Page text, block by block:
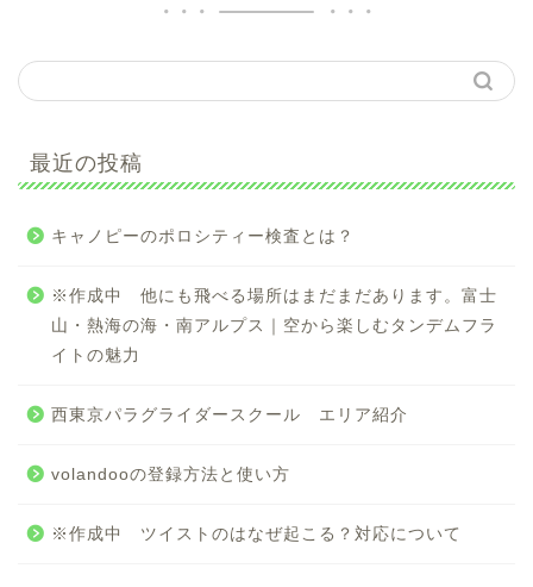
最近の投稿
キャノピーのポロシティー検査とは？
※作成中 他にも飛べる場所はまだまだあります。富士
山・熱海の海・南アルプス｜空から楽しむタンデムフラ
イトの魅力
西東京パラグライダースクール エリア紹介
volandooの登録方法と使い方
※作成中 ツイストのはなぜ起こる？対応について